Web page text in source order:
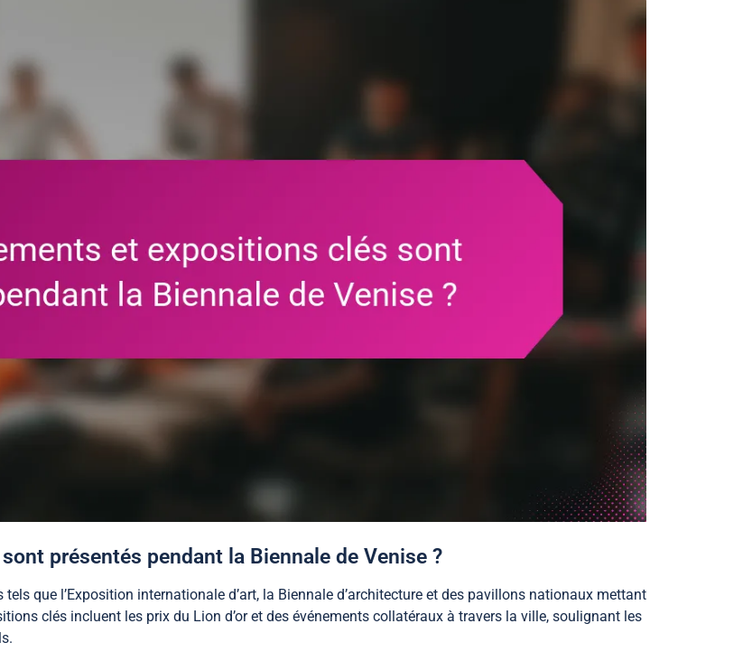
présentés pendant la Biennale de Venise ?
que l’Exposition internationale d’art, la Biennale d’architecture et des pavillons nationaux mettant
clés incluent les prix du Lion d’or et des événements collatéraux à travers la ville, soulignant les